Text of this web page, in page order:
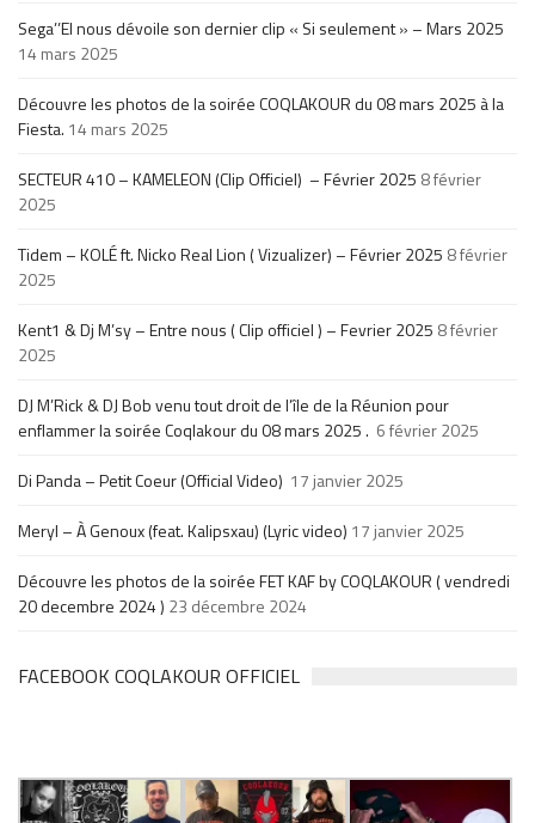
Sega’’El nous dévoile son dernier clip « Si seulement » – Mars 2025
14 mars 2025
Découvre les photos de la soirée COQLAKOUR du 08 mars 2025 à la
Fiesta. 14 mars 2025
SECTEUR 410 – KAMELEON (Clip Officiel) – Février 2025 8 février
2025
Tidem – KOLÉ ft. Nicko Real Lion ( Vizualizer) – Février 2025 8 février
2025
Kent1 & Dj M’sy – Entre nous ( Clip officiel ) – Fevrier 2025 8 février
2025
DJ M’Rick & DJ Bob venu tout droit de l’île de la Réunion pour
enflammer la soirée Coqlakour du 08 mars 2025 . 6 février 2025
Di Panda – Petit Coeur (Official Video) 17 janvier 2025
Meryl – À Genoux (feat. Kalipsxau) (Lyric video) 17 janvier 2025
Découvre les photos de la soirée FET KAF by COQLAKOUR ( vendredi
20 decembre 2024 ) 23 décembre 2024
FACEBOOK COQLAKOUR OFFICIEL